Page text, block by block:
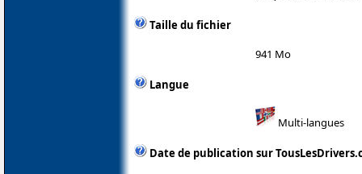
Taille du fichier
941 Mo
Langue
Multi-langues
Date de publication sur